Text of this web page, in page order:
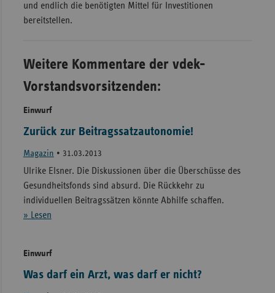
und endlich die benötigten Mittel für Investitionen
bereitstellen.
Weitere Kommentare der vdek-
Vorstandsvorsitzenden:
Einwurf
Zurück zur Beitragssatzautonomie!
Magazin • 31.03.2013
Ulrike Elsner. Die Diskussionen über die Überschüsse des
Gesundheitsfonds sind absurd. Die Rückkehr zu
individuellen Beitragssätzen könnte Abhilfe schaffen.
» Lesen
Einwurf
Was darf ein Arzt, was darf er nicht?